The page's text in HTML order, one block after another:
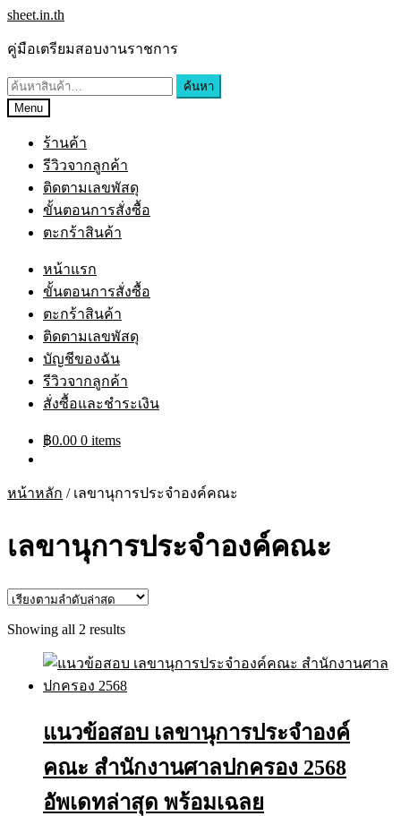
Skip
navigation
Skip
content
sheet.in.th
คู่มือเตรียมสอบงานราชการ
ค้นหา:
ค้นหา
Menu
ร้านค้า
รีวิวจากลูกค้า
ติดตามเลขพัสดุ
ขั้นตอนการสั่งซื้อ
ตะกร้าสินค้า
หน้าแรก
ขั้นตอนการสั่งซื้อ
ตะกร้าสินค้า
ติดตามเลขพัสดุ
บัญชีของฉัน
รีวิวจากลูกค้า
สั่งซื้อและชำระเงิน
฿0.00 0 items
หน้าหลัก / เลขานุการประจำองค์คณะ
เลขานุการประจำองค์คณะ
Showing all 2 resultsSorted
latest
แนวข้อสอบ เลขานุการประจำองค์
คณะ สำนักงานศาลปกครอง 2568
อัพเดทล่าสุด พร้อมเฉลย